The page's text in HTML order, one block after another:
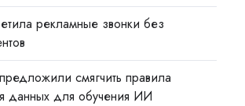
рекламные звонки без
смягчить правила
данных для обучения ИИ